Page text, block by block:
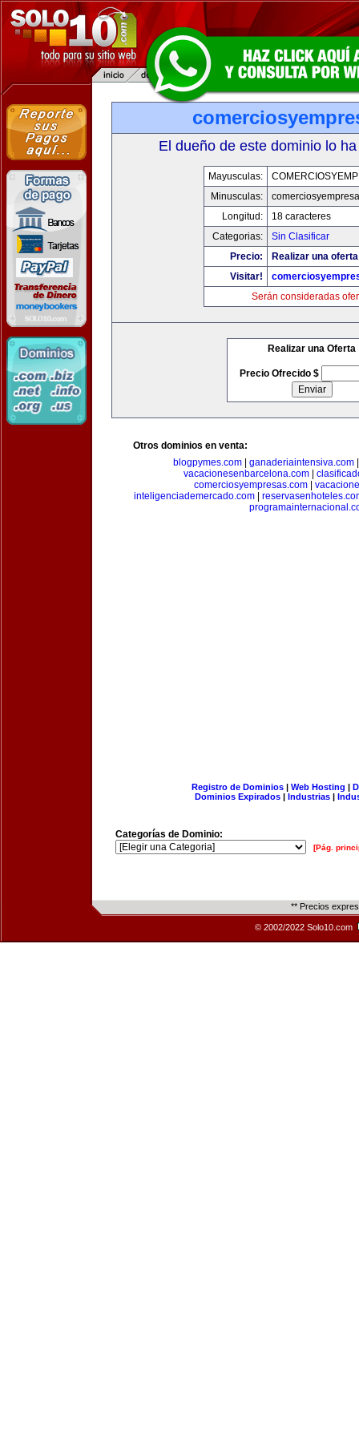
El dueño de este dominio lo
Mayusculas:
Minusculas:
Longitud:
18 caracteres
Categorias:
Sin Clasificar
Precio:
Realizar una
Visitar!
Serán consideradas
Realizar una Oferta
Precio Ofrecido $
Otros dominios en venta:
blogpymes.com
ganaderiaintensiva.com
vacacionesenbarcelona.com|
comerciosyempresas.com|
inteligenciademercado.com|
Registro de Dominios| Web Hosting |
Dominios Expirados | Industrias |
Categorías de Dominio:
[Pág.
** Precios
© 2002/2022 Solo10.com